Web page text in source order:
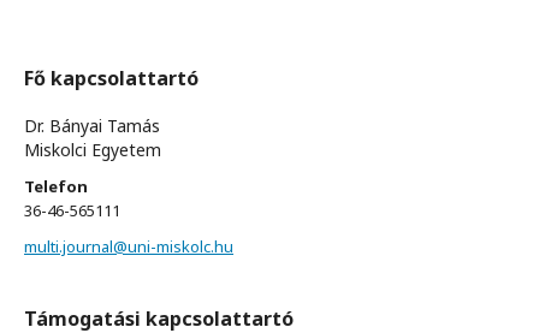
Fő kapcsolattartó
Dr. Bányai Tamás
Miskolci Egyetem
Telefon
36-46-565111
multi.journal@uni-miskolc.hu
Támogatási kapcsolattartó